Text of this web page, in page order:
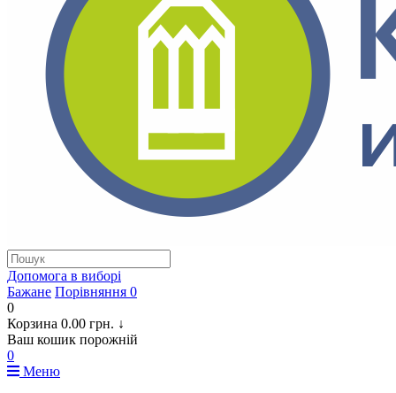
Допомога в виборi
Бажане Порівняння 0
0
Корзина 0.00 грн. ↓
Ваш кошик порожній
0
Меню